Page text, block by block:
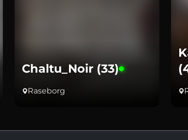
Chaltu_Noir (33)
Raseborg